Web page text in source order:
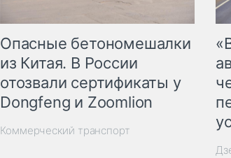
Опасные бетономешалки
из Китая. В России
отозвали сертификаты у
Dongfeng и Zoomlion
Коммерческий транспорт